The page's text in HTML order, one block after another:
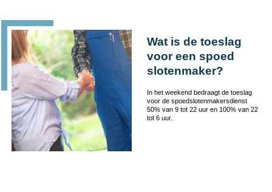
Wat is de toeslag
voor een spoed
slotenmaker?
In het weekend bedraagt de toeslag
voor de spoedslotenmakersdienst
50% van 9 tot 22 uur en 100% van 22
tot 6 uur.